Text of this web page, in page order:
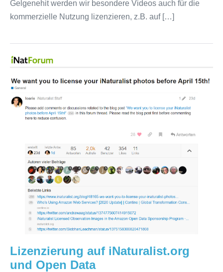
Gelgenehit werden wir besondere Videos auch für die
kommerzielle Nutzung lizenzieren, z.B. auf […]
Lizenzierung
iNaturalist.org
und
Open
Lizenzierung auf iNaturalist.org
und Open Data